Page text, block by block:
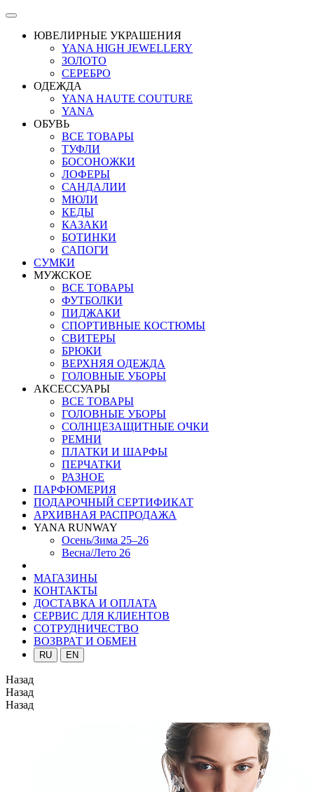
ЮВЕЛИРНЫЕ УКРАШЕНИЯ
YANA HIGH JEWELLERY
ЗОЛОТО
СЕРЕБРО
ОДЕЖДА
YANA HAUTE COUTURE
YANA
ОБУВЬ
ВСЕ ТОВАРЫ
ТУФЛИ
БОСОНОЖКИ
ЛОФЕРЫ
САНДАЛИИ
МЮЛИ
КЕДЫ
КАЗАКИ
БОТИНКИ
САПОГИ
СУМКИ
МУЖСКОЕ
ВСЕ ТОВАРЫ
ФУТБОЛКИ
ПИДЖАКИ
СПОРТИВНЫЕ КОСТЮМЫ
СВИТЕРЫ
БРЮКИ
ВЕРХНЯЯ ОДЕЖДА
ГОЛОВНЫЕ УБОРЫ
АКСЕССУАРЫ
ВСЕ ТОВАРЫ
ГОЛОВНЫЕ УБОРЫ
СОЛНЦЕЗАЩИТНЫЕ ОЧКИ
РЕМНИ
ПЛАТКИ И ШАРФЫ
ПЕРЧАТКИ
РАЗНОЕ
ПАРФЮМЕРИЯ
ПОДАРОЧНЫЙ СЕРТИФИКАТ
АРХИВНАЯ РАСПРОДАЖА
YANA RUNWAY
Осень/Зима 25–26
Весна/Лето 26
МАГАЗИНЫ
КОНТАКТЫ
ДОСТАВКА И ОПЛАТА
СЕРВИС ДЛЯ КЛИЕНТОВ
СОТРУДНИЧЕСТВО
ВОЗВРАТ И ОБМЕН
RU EN
Назад
Назад
Назад